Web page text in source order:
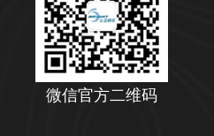
微信官方二维码